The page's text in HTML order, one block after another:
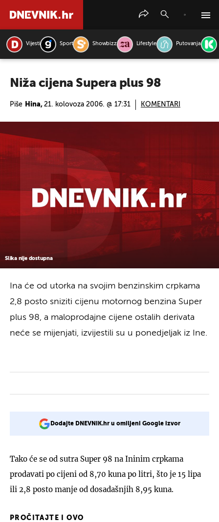
Vijesti Sport Showbizz Lifestyle Putovanja
Niža cijena Supera plus 98
Piše Hina, 21. kolovoza 2006. @ 17:31 KOMENTARI
Slika nije dostupna
Ina će od utorka na svojim benzinskim crpkama
2,8 posto sniziti cijenu motornog benzina Super
plus 98, a maloprodajne cijene ostalih derivata
neće se mijenjati, izvijestili su u ponedjeljak iz Ine.
Dodajte DNEVNIK.hr u omiljeni Google izvor
Tako će se od sutra Super 98 na Ininim crpkama
prodavati po cijeni od 8,70 kuna po litri, što je 15 lipa
ili 2,8 posto manje od dosadašnjih 8,95 kuna.
PROČITAJTE I OVO
PRETRAŽITE VIJESTI